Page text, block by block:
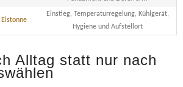
Eistonne
Einstieg, Temperaturregelung, Kühlgerät,
Hygiene und Aufstellort
Alltag statt nur nach